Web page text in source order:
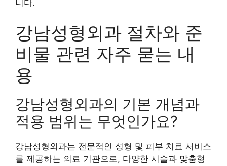
니다.
강남성형외과 절차와 준
비물 관련 자주 묻는 내
용
강남성형외과의 기본 개념과
적용 범위는 무엇인가요?
강남성형외과는 전문적인 성형 및 피부 치료 서비스
를 제공하는 의료 기관으로, 다양한 시술과 맞춤형